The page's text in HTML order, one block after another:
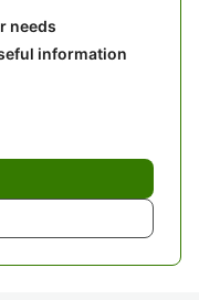
needs
information